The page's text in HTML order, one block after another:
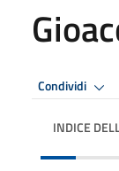
Condividi
INDICE